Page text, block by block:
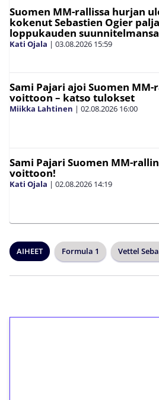
Suomen MM-rallissa hurjan
kokenut Sebastien Ogier
loppukauden suunnitelmansa
Kati Ojala | 03.08.2026 15:59
Sami Pajari ajoi Suomen MM-
voittoon – katso tulokset
Miikka Lahtinen | 02.08.2026 16:00
Sami Pajari Suomen MM-rallin
voittoon!
Kati Ojala | 02.08.2026 14:19
AIHEET Formula 1 Vettel